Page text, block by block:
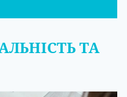
ТА